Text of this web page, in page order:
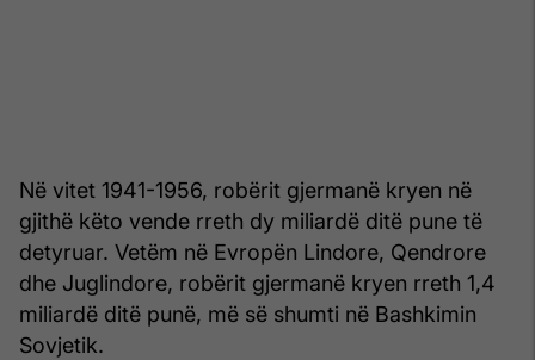
Në vitet 1941-1956, robërit gjermanë kryen në
gjithë këto vende rreth dy miliardë ditë pune të
detyruar. Vetëm në Evropën Lindore, Qendrore
dhe Juglindore, robërit gjermanë kryen rreth 1,4
miliardë ditë punë, më së shumti në Bashkimin
Sovjetik.